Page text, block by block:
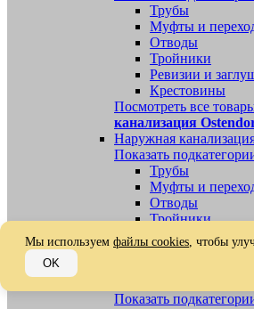
Трубы
Муфты и
Отводы
Тройники
Ревизии и
Крестовины
Посмотреть все
канализация
Наружная
Показать
Трубы
Муфты и
Отводы
Тройники
Ревизии,
Посмотреть все
Показать
Мы используем файлы cookies, чтобы
OK